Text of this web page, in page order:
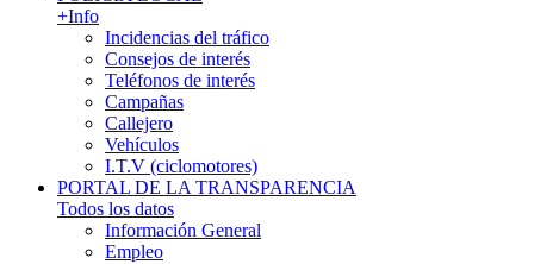
+Info
Incidencias del tráfico
Consejos de interés
Teléfonos de interés
Campañas
Callejero
Vehículos
I.T.V (ciclomotores)
PORTAL DE LA TRANSPARENCIA
Todos los datos
Información General
Empleo